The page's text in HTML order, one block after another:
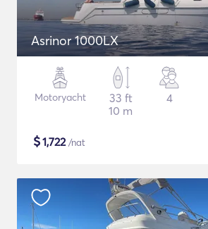
Asrinor 1000LX
Motoryacht
33 ft
10 m
4
$1,722/nat